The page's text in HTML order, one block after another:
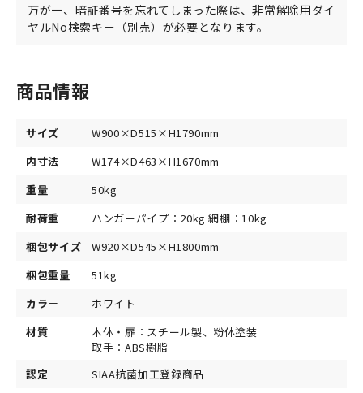
万が一、暗証番号を忘れてしまった際は、非常解除用ダイ
ヤルNo検索キー（別売）が必要となります。
商品情報
サイズ
W900×D515×H1790mm
内寸法
W174×D463×H1670mm
重量
50kg
耐荷重
ハンガーパイプ：20kg 網棚：10kg
梱包サイズ
W920×D545×H1800mm
梱包重量
51kg
カラー
ホワイト
材質
本体・扉：スチール製、粉体塗装
取手：ABS樹脂
認定
SIAA抗菌加工登録商品